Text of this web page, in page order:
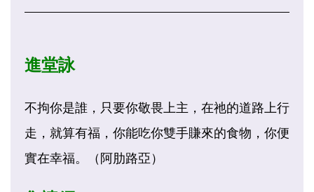
進堂詠
不拘你是誰，只要你敬畏上主，在祂的道路上行
走，就算有福，你能吃你雙手賺來的食物，你便
實在幸福。（阿肋路亞）